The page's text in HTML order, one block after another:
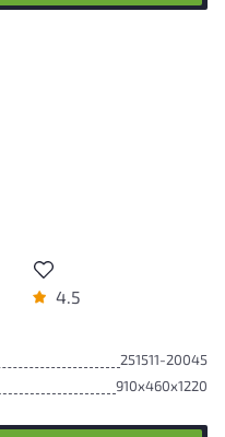
4.5
251511-20045
910x460x1220